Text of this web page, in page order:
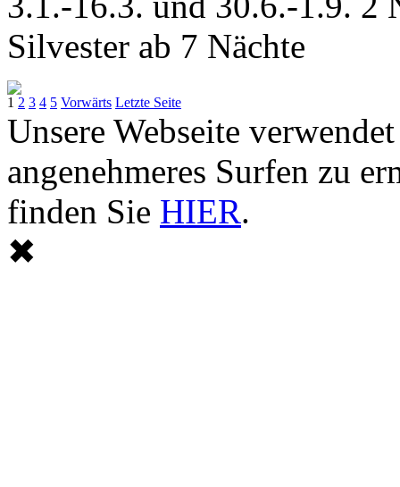
Silvester ab 7 Nächte
1 2 3 4 5 Vorwärts Letzte Seite
Unsere Webseite
angenehmeres Surfen zu
finden Sie HIER.
✖